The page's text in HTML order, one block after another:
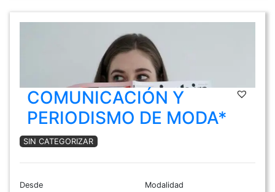
COMUNICACIÓN Y
PERIODISMO DE MODA*
SIN CATEGORIZAR
Desde Modalidad